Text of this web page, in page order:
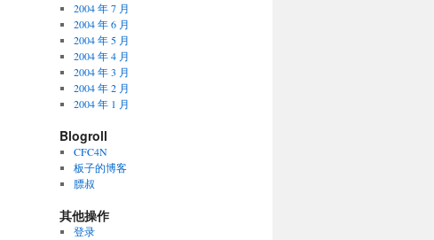
2004 年 7 月
2004 年 6 月
2004 年 5 月
2004 年 4 月
2004 年 3 月
2004 年 2 月
2004 年 1 月
Blogroll
CFC4N
板子的博客
膘叔
其他操作
登录